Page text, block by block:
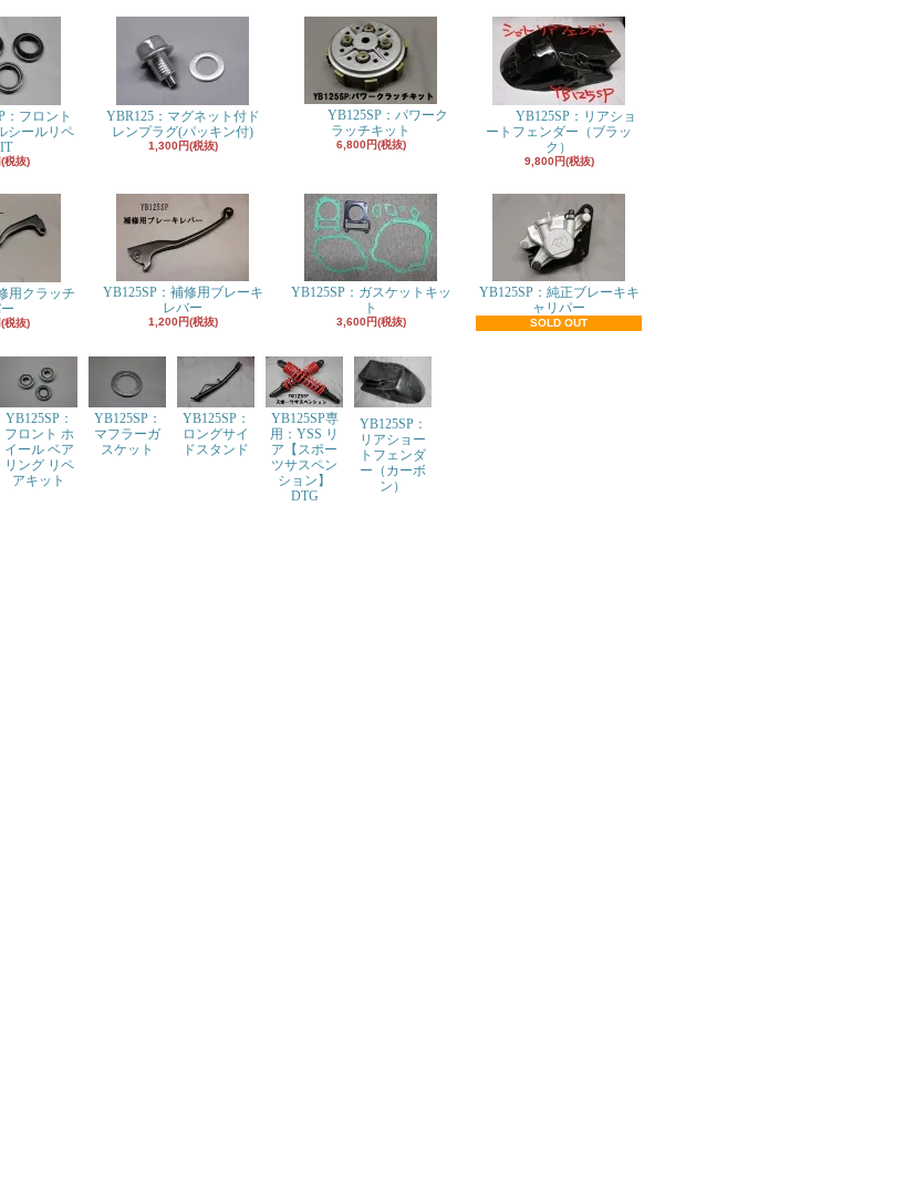
：フロント
シールリペ
税抜)
YBR125：マグネット付ド
レンプラグ(パッキン付)
1,300円(税抜)
YB125SP：パワーク
ラッチキット
6,800円(税抜)
YB125SP：リアショ
ートフェンダー（ブラッ
ク）
9,800円(税抜)
用クラッチ
税抜)
YB125SP：補修用ブレーキ
レバー
1,200円(税抜)
YB125SP：ガスケットキッ
ト
3,600円(税抜)
YB125SP：純正ブレーキキ
ャリパー
SOLD OUT
YB125SP：
フロント ホ
イール ベア
リング リペ
アキット
YB125SP：
マフラーガ
スケット
YB125SP：
ロングサイ
ドスタンド
YB125SP専
用：YSS リ
ア【スポー
ツサスペン
ション】
DTG
YB125SP：
リアショー
トフェンダ
ー（カーボ
ン）